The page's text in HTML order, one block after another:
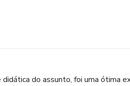
do assunto, foi uma ótima